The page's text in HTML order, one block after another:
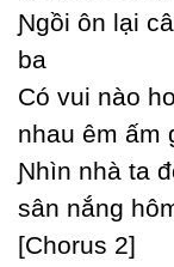
Ɲgồi ôn lại
ba
Ϲó vui nào
nhau êm ấm
Ɲhìn nhà ta
sân nắng
[Ϲhorus 2]